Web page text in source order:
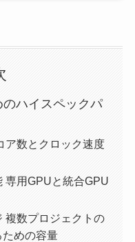
ハイスペックパ
ア数とクロック速度
専用GPUと統合GPU
複数プロジェクトの
めの容量